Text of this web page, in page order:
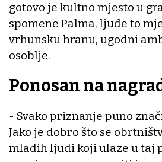
gotovo je kultno mjesto u
spomene Palma, ljude to
vrhunsku hranu, ugodni
osoblje.
Ponosan na
- Svako priznanje puno
Jako je dobro što se
mladih ljudi koji ulaze u taj